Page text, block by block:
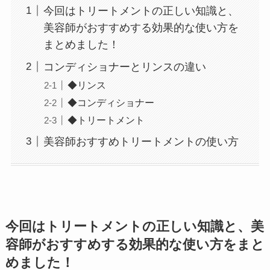
今回はトリートメントの正しい知識と、
美容師がおすすめする効果的な使い方を
まとめました！
コンディショナーとリンスの違い
◆リンス
◆コンディショナー
◆トリートメント
美容師おすすめトリートメントの使い方
今回はトリートメントの正しい知識と、美
容師がおすすめする効果的な使い方をまと
めました！